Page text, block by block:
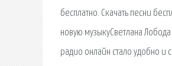
бесплатно. Скачать песни
новую музыкуСветлана
радио онлайн стало удобно